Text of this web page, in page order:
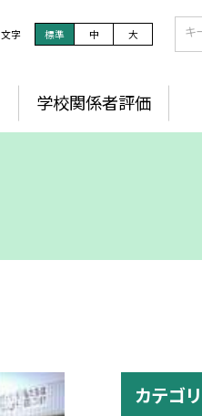
文字 標準 中 大
学校関係者評価
カテゴリ